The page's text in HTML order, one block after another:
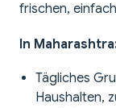
frischen,
In
Tägliches
Haushalten,